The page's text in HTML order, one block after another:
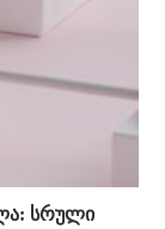
სრული